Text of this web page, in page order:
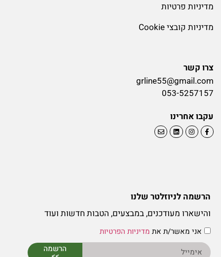
מדיניות פרטיות
מדיניות קובצי Cookie
צרו קשר
grline55@gmail.com
053-5257157
עקבו אחרינו
הרשמה לניוזלטר שלנו
והישארו מעודכנים, במבצעים, הטבות חדשות ועוד
אני מאשר/ת את מדיניות הפרטיות
הרשמה